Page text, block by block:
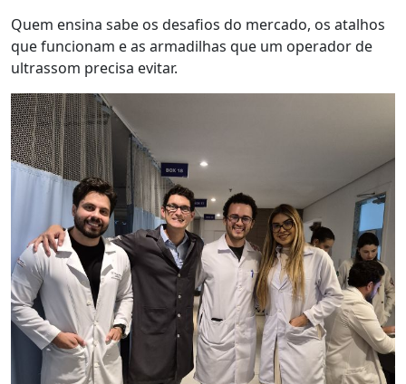
Quem ensina sabe os desafios do mercado, os atalhos
que funcionam e as armadilhas que um operador de
ultrassom precisa evitar.